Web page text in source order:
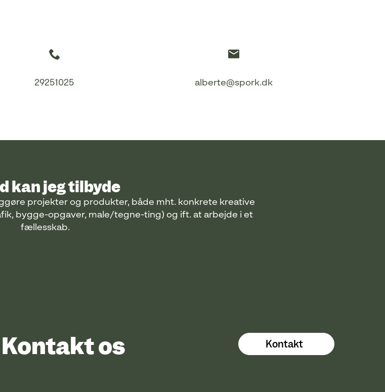
29251025 alberte@spork.dk
kan jeg tilbyde
projekter og produkter, både mht. konkrete kreative
bygge-opgaver, male/tegne-ting) og ift. at arbejde i et
fællesskab.
os
Kontakt